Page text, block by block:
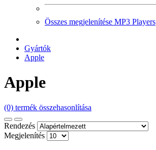
Összes megjelenítése MP3 Players
Gyártók
Apple
Apple
(0) termék összehasonlítása
Rendezés
Megjelenítés